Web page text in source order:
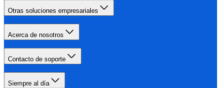
Otras soluciones empresariales
Acerca de nosotros
Contacto de soporte
Siempre al día